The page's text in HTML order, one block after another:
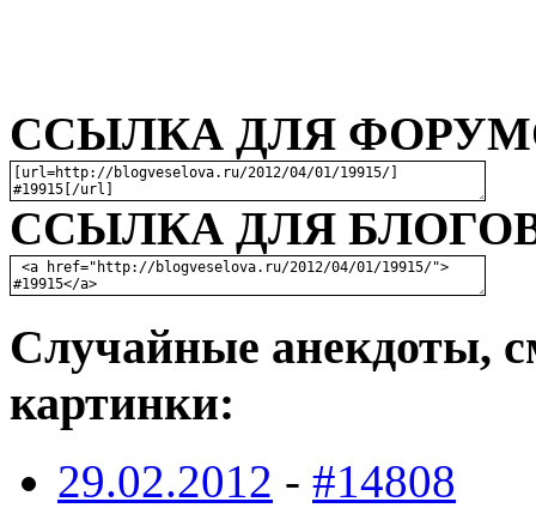
ССЫЛКА ДЛЯ
ССЫЛКА ДЛЯ БЛОГОВ
Случайные анекдоты,
картинки:
29.02.2012 - #14808